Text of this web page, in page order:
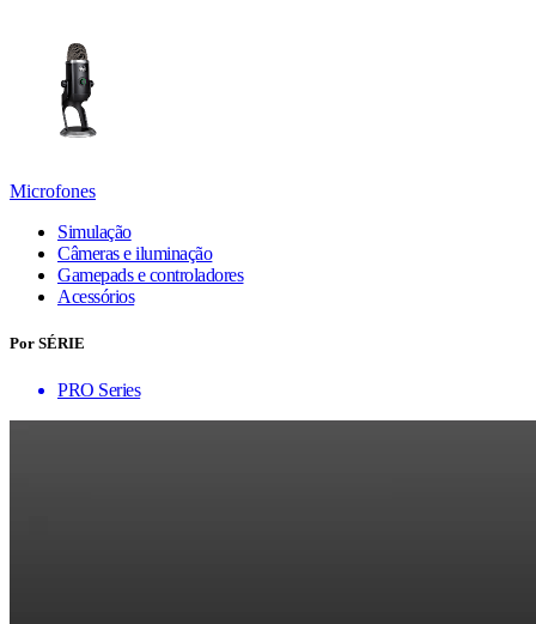
Microfones
Simulação
Câmeras e iluminação
Gamepads e controladores
Acessórios
Por SÉRIE
PRO Series